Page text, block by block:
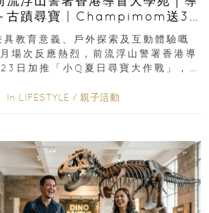
古蹟尋寶 | Champimom送3
教育意義、戶外探索及互動體驗嘅
場次反應熱烈，前流浮山警署香港導
日加推「小Q夏日尋寶大作戰」，家
In LIFESTYLE / 親子活動